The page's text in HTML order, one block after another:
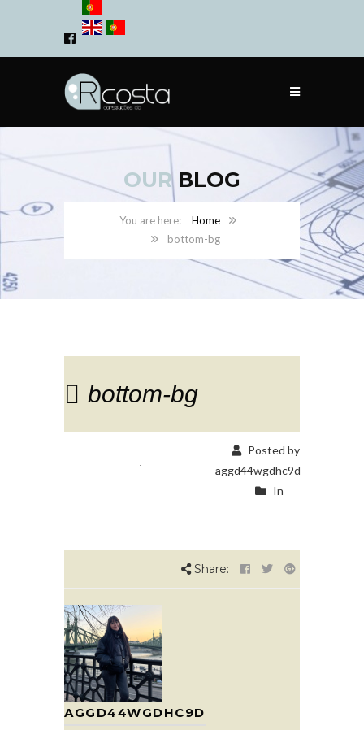
OURBLOG
Home
bottom-bg
bottom-bg
Posted by
aggd44wgdhc9d
In
Share:
AGGD44WGDHC9D